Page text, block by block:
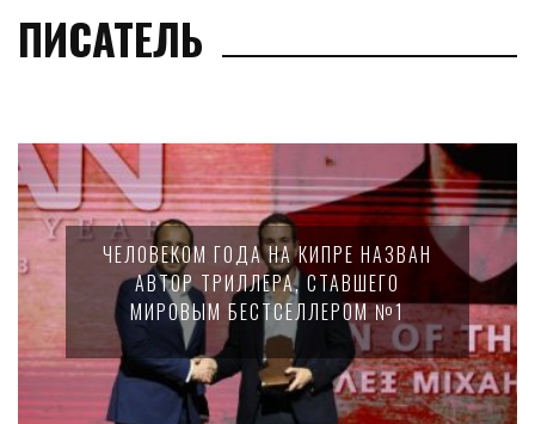
ПИСАТЕЛЬ
ЧЕЛОВЕКОМ ГОДА НА КИПРЕ НАЗВАН
АВТОР ТРИЛЛЕРА, СТАВШЕГО
МИРОВЫМ БЕСТСЕЛЛЕРОМ №1